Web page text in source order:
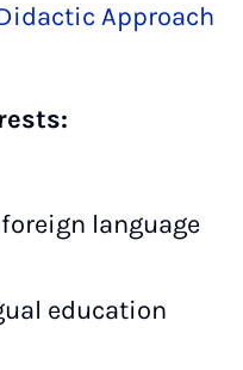
Approach
language
education